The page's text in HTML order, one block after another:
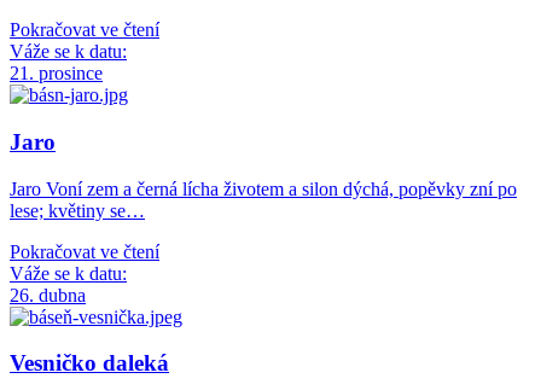
Pokračovat ve čtení
Váže se k datu:
21. prosince
Jaro
Jaro Voní zem a černá lícha životem a silon dýchá, popěvky zní po
lese; květiny se…
Pokračovat ve čtení
Váže se k datu:
26. dubna
Vesničko daleká